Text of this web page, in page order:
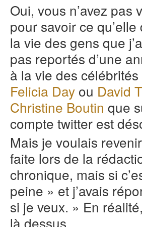
Oui, vous n’avez
pour savoir ce
la vie des gens que
pas reportés d’une
à la vie des
Felicia Day ou David
Christine Boutin que
compte twitter est
Mais je voulais
faite lors de la
chronique, mais si
peine » et j’avais
si je veux. » En
là dessus.